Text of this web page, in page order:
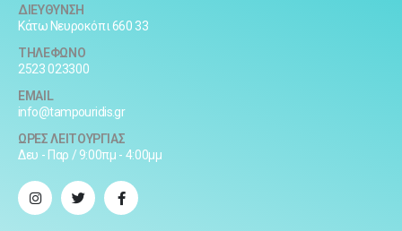
ΔΙΕΥΘΥΝΣΗ
Κάτω Νευροκόπι 660 33
ΤΗΛΕΦΩΝΟ
2523 023300
EMAIL
info@tampouridis.gr
ΩΡΕΣ ΛΕΙΤΟΥΡΓΙΑΣ
Δευ - Παρ / 9:00πμ - 4:00μμ